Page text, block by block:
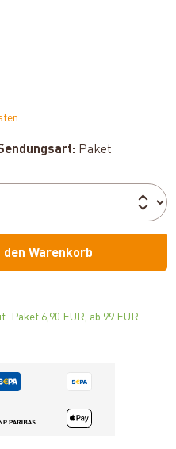
Paket
den Warenkorb
Paket 6,90 EUR, ab 99 EUR